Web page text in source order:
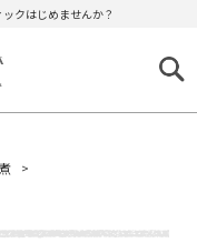
クはじめませんか？